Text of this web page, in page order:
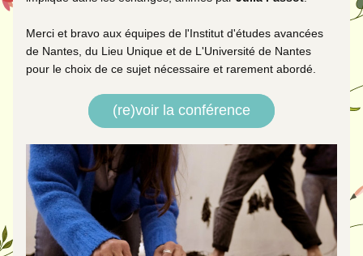
Merci et bravo aux équipes de l'Institut d'études avancées
de Nantes , du Lieu Unique et de L'Université de Nantes
pour le choix de ce sujet nécessaire et rarement abordé.
(re)voir la conférence